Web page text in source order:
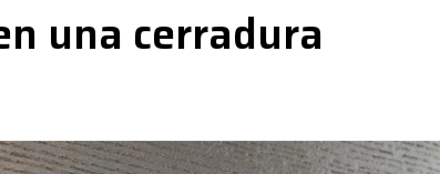
una cerradura